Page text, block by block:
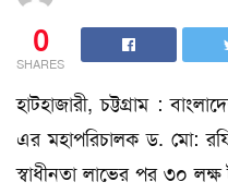
0
SHARES
হাটহাজারী, চট্টগ্রাম :
এর মহাপরিচালক ড. মো:
স্বাধীনতা লাভের পর ৩০